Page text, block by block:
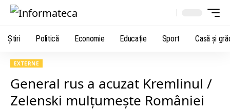
Știri Politică Economie Educaţie Sport Casă şi
EXTERNE
General rus a acuzat Kremlinul /
Zelenski mulțumește României